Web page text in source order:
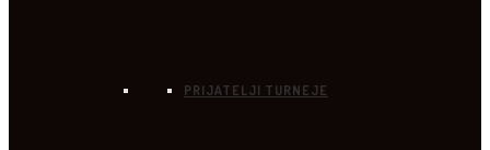
PRIJATELJI TURNEJE